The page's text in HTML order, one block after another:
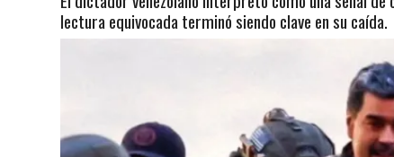
lectura equivocada terminó siendo clave en su caída.